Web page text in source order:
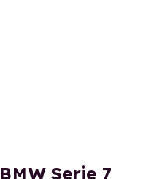
BMW Serie 7